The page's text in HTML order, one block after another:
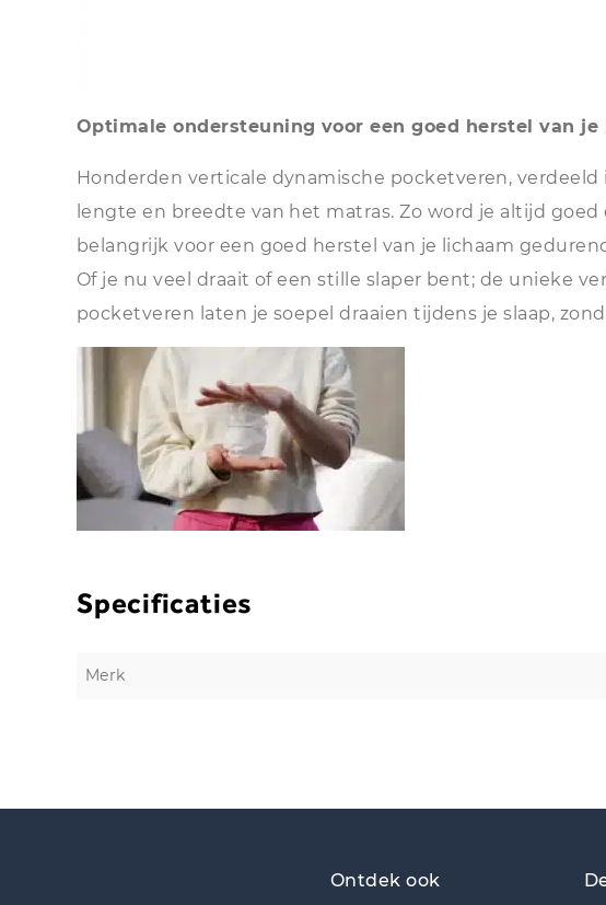
Optimale ondersteuning voor een goed herstel van je
Honderden verticale dynamische pocketveren, verdeeld
lengte en breedte van het matras. Zo word je altijd
belangrijk voor een goed herstel van je lichaam
Of je nu veel draait of een stille slaper bent; de unieke
pocketveren laten je soepel draaien tijdens je slaap,
Specificaties
Merk
Ontdek ook